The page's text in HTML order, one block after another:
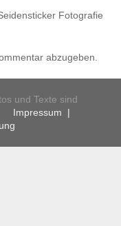
Fotografie
abzugeben.
und Texte sind
Impressum |